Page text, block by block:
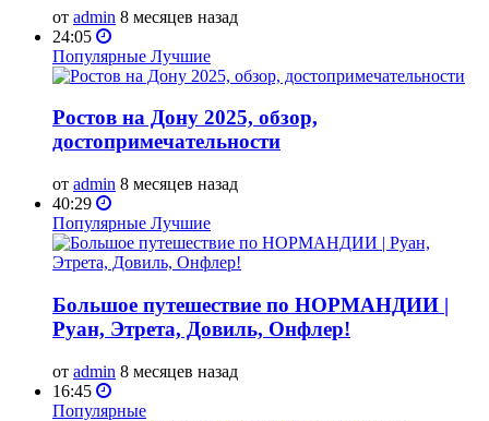
от admin 8 месяцев назад
24:05
Популярные Лучшие
Ростов на Дону 2025, обзор,
достопримечательности
от admin 8 месяцев назад
40:29
Популярные Лучшие
Большое путешествие по НОРМАНДИИ |
Руан, Этрета, Довиль, Онфлер!
от admin 8 месяцев назад
16:45
Популярные